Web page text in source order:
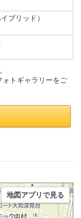
ブリッド）
トギャラリーをご
地図アプリで見る